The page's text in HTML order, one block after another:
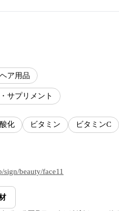
ア用品
サプリメント
化 ビタミン ビタミンC
beauty/face11